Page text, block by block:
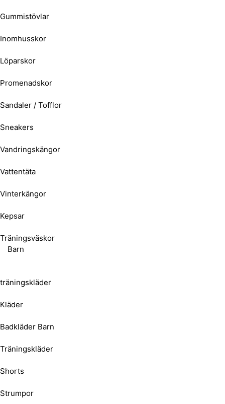
Gummistövlar
Inomhusskor
Löparskor
Promenadskor
Sandaler / Tofflor
Sneakers
Vandringskängor
Vattentäta
Vinterkängor
Kepsar
Träningsväskor
Barn
träningskläder
Kläder
Badkläder Barn
Träningskläder
Shorts
Strumpor